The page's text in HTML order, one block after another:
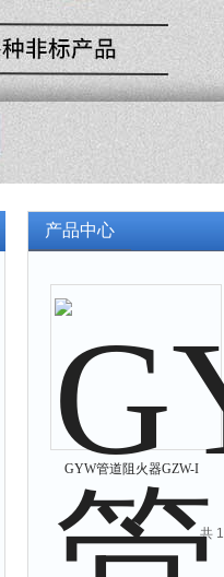
产品中心
GYW管道阻火器GZW-I
共